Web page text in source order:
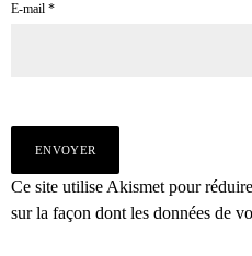
E-mail *
Ce site utilise Akismet pour
sur la façon dont les données de